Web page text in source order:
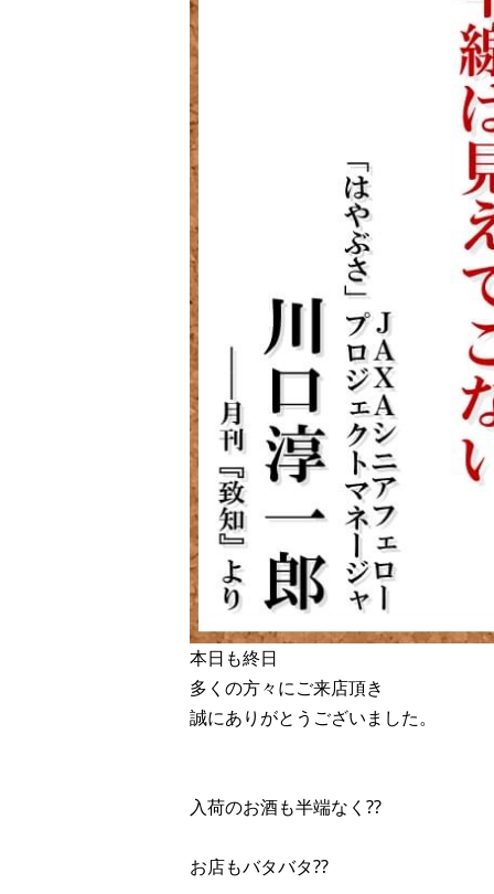
本日も終日
多くの方々にご来店頂き
誠にありがとうございました。
入荷のお酒も半端なく??
お店もバタバタ??